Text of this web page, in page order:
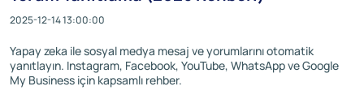
2025-12-14 13:00:00
Yapay zeka ile sosyal medya mesaj ve yorumlarını otomatik
yanıtlayın. Instagram, Facebook, YouTube, WhatsApp ve Google
My Business için kapsamlı rehber.